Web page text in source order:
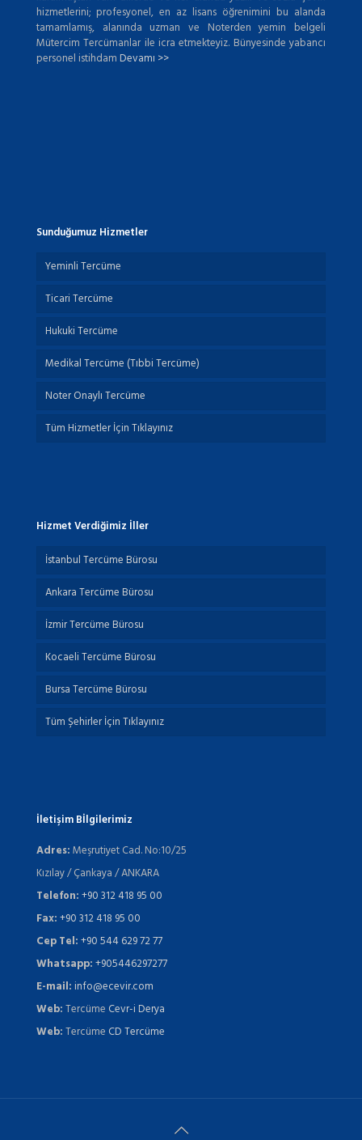
hizmetlerini; profesyonel, en az lisans öğrenimini bu alanda
tamamlamış, alanında uzman ve Noterden yemin belgeli
Mütercim Tercümanlar ile icra etmekteyiz. Bünyesinde yabancı
personel istihdamDevamı >>
Sunduğumuz Hizmetler
Yeminli Tercüme
Ticari Tercüme
Hukuki Tercüme
Medikal Tercüme (Tıbbi Tercüme)
Noter Onaylı Tercüme
Tüm Hizmetler İçin Tıklayınız
Hizmet Verdiğimiz İller
İstanbul Tercüme Bürosu
Ankara Tercüme Bürosu
İzmir Tercüme Bürosu
Kocaeli Tercüme Bürosu
Bursa Tercüme Bürosu
Tüm Şehirler İçin Tıklayınız
İletişim Bİlgilerimiz
Adres:Meşrutiyet Cad. No:10/25
Kızılay / Çankaya / ANKARA
Telefon:+90 312 418 95 00
Fax:+90 312 418 95 00
Cep Tel:+90 544 629 72 77
Whatsapp:+905446297277
E-mail:info@ecevir.com
Web:Tercüme Cevr-i Derya
Web:Tercüme CD Tercüme